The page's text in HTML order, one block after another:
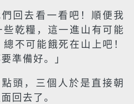
們回去看一看吧！順便我
乾糧，這一進山有可能
不可能餓死在山上吧！
準備好。」
頭，三個人於是直接朝
回去了。